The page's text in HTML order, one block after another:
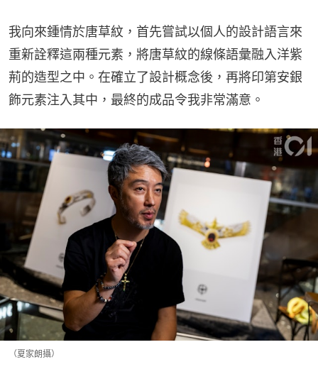
我向來鍾情於唐草紋，首先嘗試以個人的設計語言來
重新詮釋這兩種元素，將唐草紋的線條語彙融入洋紫
荊的造型之中。在確立了設計概念後，再將印第安銀
飾元素注入其中，最終的成品令我非常滿意。
（夏家朗攝）